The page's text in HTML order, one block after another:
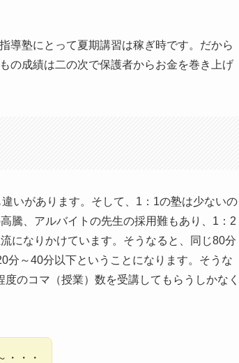
導塾にとって夏期講習は稼ぎ時です。だから
の成績は二の次で保護者からお金を巻き上げ
いがあります。そして、1：1の塾は少ないの
騰、アルバイトの先生の採用難もあり、1：2
になりかけています。そうなると、同じ80分
分～40分以下ということになります。そうな
のコマ（授業）数を受講してもらうしかなく
・・・